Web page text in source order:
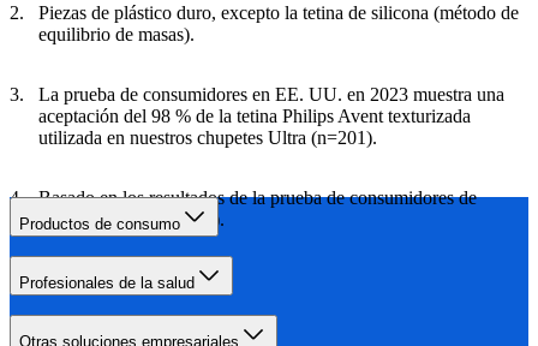
Piezas de plástico duro, excepto la tetina de silicona (método de
equilibrio de masas).
La prueba de consumidores en EE. UU. en 2023 muestra una
aceptación del 98 % de la tetina Philips Avent texturizada
utilizada en nuestros chupetes Ultra (n=201).
Basado en los resultados de la prueba de consumidores de
EE. UU. (2023, n=201).
Productos de consumo
Profesionales de la salud
Otras soluciones empresariales